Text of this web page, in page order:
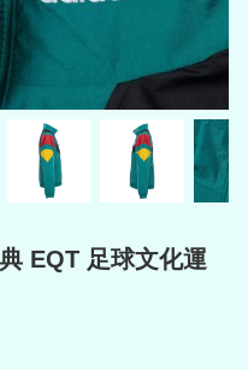
EQT 足球文化運